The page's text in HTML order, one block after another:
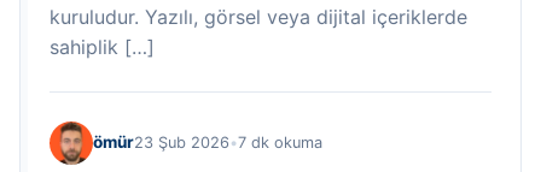
kuruludur. Yazılı, görsel veya dijital içeriklerde
sahiplik […]
ömür23 Şub 2026 •7 dk okuma